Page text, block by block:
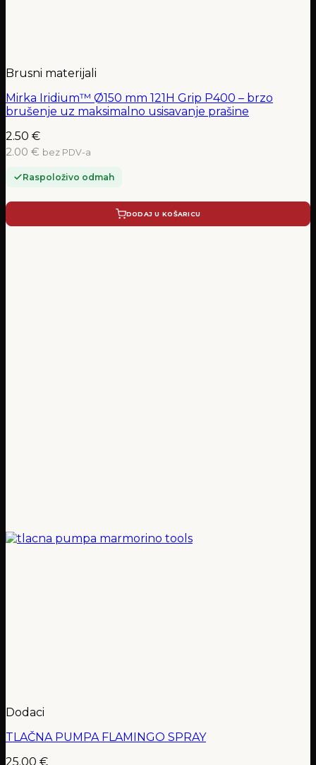
Brusni materijali
Mirka Iridium™ Ø150 mm 121H Grip P400 – brzo
brušenje uz maksimalno usisavanje prašine
2.50 €
2.00 € bez PDV-a
Raspoloživo odmah
DODAJ U KOŠARICU
Dodaci
TLAČNA PUMPA FLAMINGO SPRAY
25.00 €